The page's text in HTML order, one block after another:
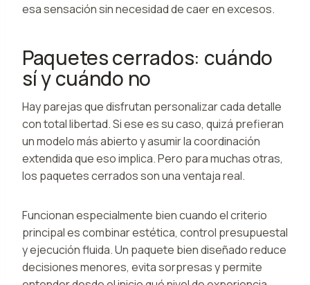
esa sensación sin necesidad de caer en excesos.
Paquetes cerrados: cuándo
sí y cuándo no
Hay parejas que disfrutan personalizar cada detalle
con total libertad. Si ese es su caso, quizá prefieran
un modelo más abierto y asumir la coordinación
extendida que eso implica. Pero para muchas otras,
los paquetes cerrados son una ventaja real.
Funcionan especialmente bien cuando el criterio
principal es combinar estética, control presupuestal
y ejecución fluida. Un paquete bien diseñado reduce
decisiones menores, evita sorpresas y permite